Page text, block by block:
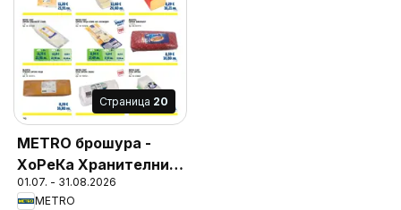
Cтраница 20
METRO брошура -
ХоРеКа Хранителни
стоки
01.07. - 31.08.2026
METRO